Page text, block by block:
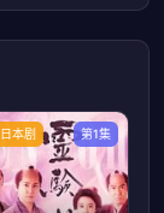
日本剧 第1集